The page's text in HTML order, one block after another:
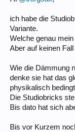
ich habe die
Variante.
Welche genau
Aber auf keinen
Wie die Dämmung
denke sie hat das
physikalisch
Die Studiobricks
Bis dato hat sich
Bis vor Kurzem